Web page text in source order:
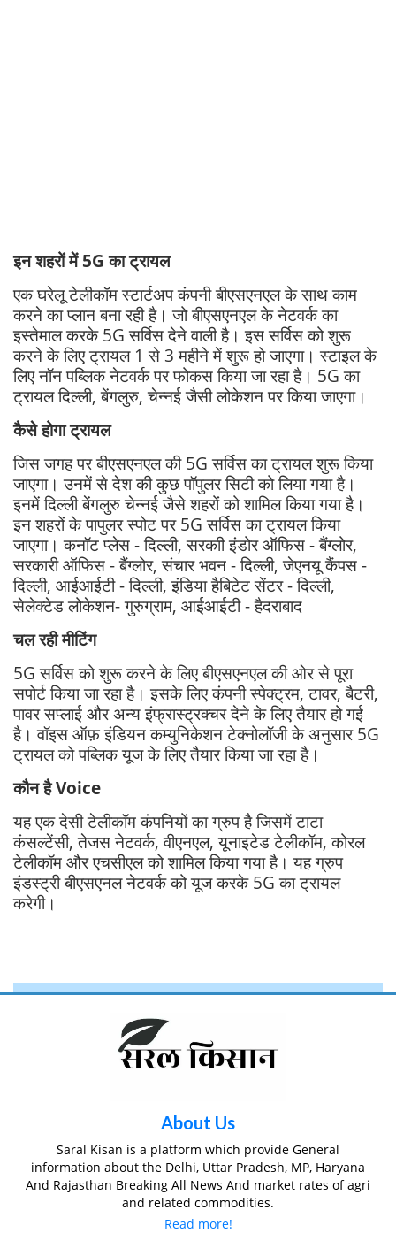
इन शहरों में 5G का ट्रायल
एक घरेलू टेलीकॉम स्टार्टअप कंपनी बीएसएनएल के साथ काम
करने का प्लान बना रही है। जो बीएसएनएल के नेटवर्क का
इस्तेमाल करके 5G सर्विस देने वाली है। इस सर्विस को शुरू
करने के लिए ट्रायल 1 से 3 महीने में शुरू हो जाएगा। स्टाइल के
लिए नॉन पब्लिक नेटवर्क पर फोकस किया जा रहा है। 5G का
ट्रायल दिल्ली, बेंगलुरु, चेन्नई जैसी लोकेशन पर किया जाएगा।
कैसे होगा ट्रायल
जिस जगह पर बीएसएनएल की 5G सर्विस का ट्रायल शुरू किया
जाएगा। उनमें से देश की कुछ पॉपुलर सिटी को लिया गया है।
इनमें दिल्ली बेंगलुरु चेन्नई जैसे शहरों को शामिल किया गया है।
इन शहरों के पापुलर स्पोट पर 5G सर्विस का ट्रायल किया
जाएगा। कनॉट प्लेस - दिल्ली, सरकाी इंडोर ऑफिस - बैंग्लोर,
सरकारी ऑफिस - बैंग्लोर, संचार भवन - दिल्ली, जेएनयू कैंपस -
दिल्ली, आईआईटी - दिल्ली, इंडिया हैबिटेट सेंटर - दिल्ली,
सेलेक्टेड लोकेशन- गुरुग्राम, आईआईटी - हैदराबाद
चल रही मीटिंग
5G सर्विस को शुरू करने के लिए बीएसएनएल की ओर से पूरा
सपोर्ट किया जा रहा है। इसके लिए कंपनी स्पेक्ट्रम, टावर, बैटरी,
पावर सप्लाई और अन्य इंफ्रास्ट्रक्चर देने के लिए तैयार हो गई
है। वॉइस ऑफ़ इंडियन कम्युनिकेशन टेक्नोलॉजी के अनुसार 5G
ट्रायल को पब्लिक यूज के लिए तैयार किया जा रहा है।
कौन है Voice
यह एक देसी टेलीकॉम कंपनियों का ग्रुप है जिसमें टाटा
कंसल्टेंसी, तेजस नेटवर्क, वीएनएल, यूनाइटेड टेलीकॉम, कोरल
टेलीकॉम और एचसीएल को शामिल किया गया है। यह ग्रुप
इंडस्ट्री बीएसएनल नेटवर्क को यूज करके 5G का ट्रायल
करेगी।
About Us
Saral Kisan is a platform which provide General
information about the Delhi, Uttar Pradesh, MP, Haryana
And Rajasthan Breaking All News And market rates of agri
and related commodities.
Read more!